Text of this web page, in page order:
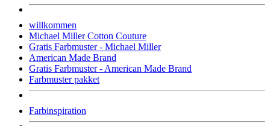
willkommen
Michael Miller Cotton Couture
Gratis Farbmuster - Michael Miller
American Made Brand
Gratis Farbmuster - American Made Brand
Farbmuster pakket
Farbinspiration